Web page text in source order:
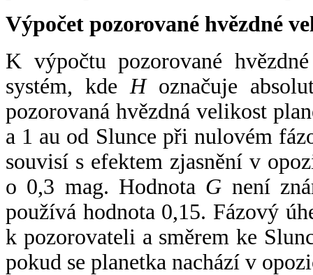
Výpočet pozorované hvězdné
K výpočtu pozorované
systém, kde Hoznačuje
pozorovaná hvězdná velikost
a 1 au od Slunce při nulovém
souvisí s efektem zjasnění v
o 0,3 mag. Hodnota G není
používá hodnota 0,15. Fázový
k pozorovateli a směrem ke
pokud se planetka nachází v